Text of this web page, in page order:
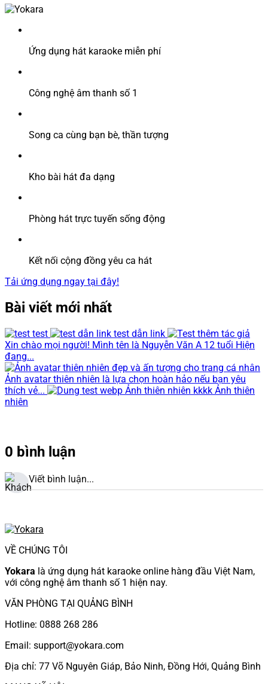
Ứng dụng hát karaoke miễn phí
Công nghệ âm thanh số 1
Song ca cùng bạn bè, thần tượng
Kho bài hát đa dạng
Phòng hát trực tuyến sống động
Kết nối cộng đồng yêu ca hát
Tải ứng dụng ngay tại đây!
Bài viết mới nhất
test
test dẫn link
Xin chào mọi người! Mình tên là Nguyễn Văn A 12 tuổi Hiện
đang...
Ảnh avatar thiên nhiên là lựa chọn hoàn hảo nếu bạn yêu
thích vẻ...
Ảnh thiên nhiên kkkk Ảnh thiên
nhiên
0 bình luận
Viết bình luận...
VỀ CHÚNG TÔI
Yokara là ứng dụng hát karaoke online hàng đầu Việt Nam,
với công nghệ âm thanh số 1 hiện nay.
VĂN PHÒNG TẠI QUẢNG BÌNH
Hotline: 0888 268 286
Email: support@yokara.com
Địa chỉ: 77 Võ Nguyên Giáp, Bảo Ninh, Đồng Hới, Quảng Bình